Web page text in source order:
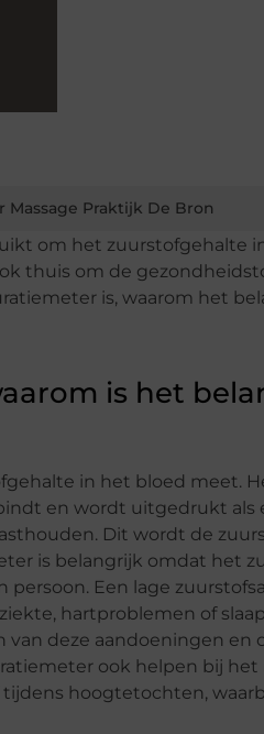
Massage Praktijk De Bron
om het zuurstofgehalte
thuis om de
is, waarom het
is het
in het bloed meet.
en wordt uitgedrukt als
Dit wordt de
is belangrijk omdat het
Een lage
hartproblemen of
deze aandoeningen en
ook helpen bij
hoogtetochten,